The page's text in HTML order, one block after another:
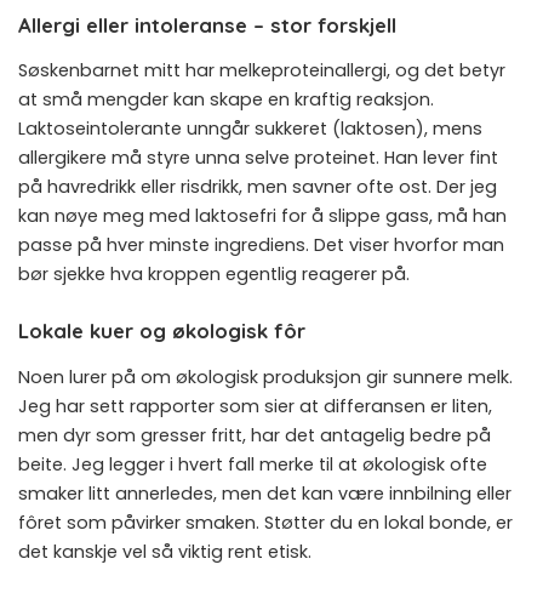
Allergi eller intoleranse – stor forskjell
Søskenbarnet mitt har melkeproteinallergi, og det betyr
at små mengder kan skape en kraftig reaksjon.
Laktoseintolerante unngår sukkeret (laktosen), mens
allergikere må styre unna selve proteinet. Han lever fint
på havredrikk eller risdrikk, men savner ofte ost. Der jeg
kan nøye meg med laktosefri for å slippe gass, må han
passe på hver minste ingrediens. Det viser hvorfor man
bør sjekke hva kroppen egentlig reagerer på.
Lokale kuer og økologisk fôr
Noen lurer på om økologisk produksjon gir sunnere melk.
Jeg har sett rapporter som sier at differansen er liten,
men dyr som gresser fritt, har det antagelig bedre på
beite. Jeg legger i hvert fall merke til at økologisk ofte
smaker litt annerledes, men det kan være innbilning eller
fôret som påvirker smaken. Støtter du en lokal bonde, er
det kanskje vel så viktig rent etisk.